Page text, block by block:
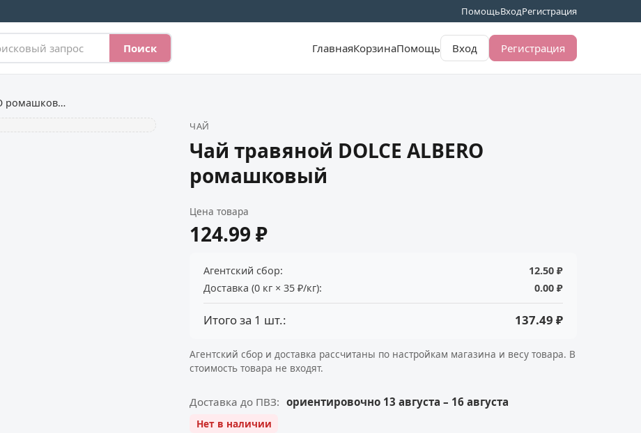
ПомощьВходРегистрация
Поиск ГлавнаяКорзинаПомощь Вход Регистрация
Чай травяной DOLCE ALBERO ромашковый
ЧАЙ
Чай травяной DOLCE ALBERO
ромашковый
Цена товара
124.99 ₽
Агентский сбор:
12.50 ₽
Доставка (0 кг × 35 ₽/кг):
0.00 ₽
Итого за 1 шт.: 137.49 ₽
Агентский сбор и доставка рассчитаны по настройкам магазина и весу товара. В
стоимость товара не входят.
Доставка до ПВЗ: ориентировочно 13 августа – 16 августа
Нет в наличии